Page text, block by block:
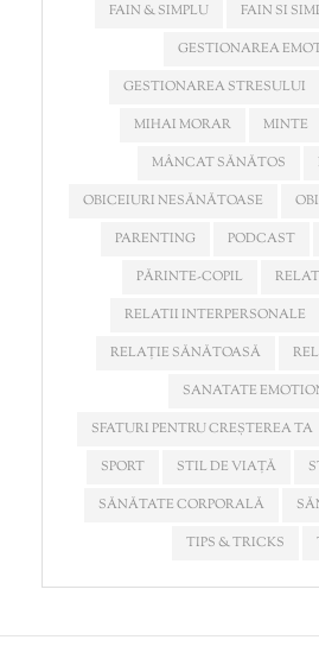
FAIN & SIMPLU
FAIN SI
GESTIONAREA
GESTIONAREA STRESULUI
MIHAI MORAR
MINTE
MÂNCAT SĂNĂTOS
OBICEIURI NESĂNĂTOASE
PARENTING
PODCAST
PĂRINTE-COPIL
RELATII INTERPERSONALE
RELAȚIE SĂNĂTOASĂ
SANATATE
SFATURI PENTRU CREȘTEREA TA
SPORT
STIL DE VIAȚĂ
SĂNĂTATE CORPORALĂ
TIPS & TRICKS